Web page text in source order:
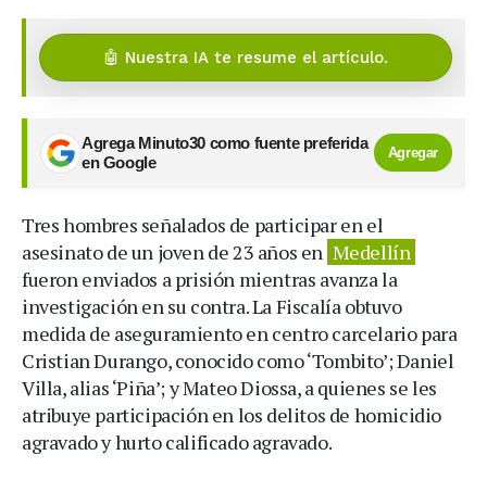
🤖 Nuestra IA te resume el artículo.
Agrega Minuto30 como fuente preferida
en Google
Agregar
Tres hombres señalados de participar en el
asesinato de un joven de 23 años en Medellín
fueron enviados a prisión mientras avanza la
investigación en su contra. La Fiscalía obtuvo
medida de aseguramiento en centro carcelario para
Cristian Durango, conocido como ‘Tombito’; Daniel
Villa, alias ‘Piña’; y Mateo Diossa, a quienes se les
atribuye participación en los delitos de homicidio
agravado y hurto calificado agravado.